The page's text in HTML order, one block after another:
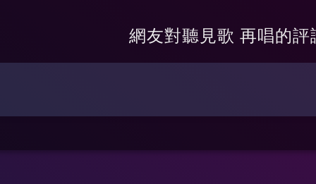
網友對聽見歌 再唱的評